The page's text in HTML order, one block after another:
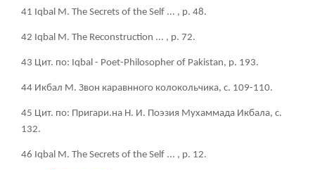
41 Iqbal М. The Secrets of the Self ... , р. 48.
42 Iqbal М. The Reconstruction ... , р. 72.
43 Цит. по: Iqbal - Poet-Philosopher of Pakistan, р. 193.
44 Икбал М. Звон каравнного колокольчика, с. 109-110.
45 Цит. по: Пригари.на Н. И. Поэзия Мухаммада Икбала, с.
132.
46 Iqbal М. The Secrets of the Self ... , р. 12.